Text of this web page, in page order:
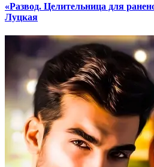
«Развод. Целительница для
Луцкая